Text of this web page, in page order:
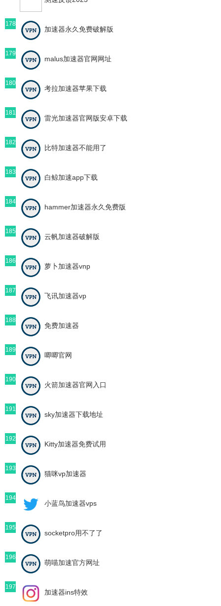
178
加速器永久免费破解版
179
malus加速器官网网址
180
考拉加速器苹果下载
181
雷光加速器官网版安卓下载
182
比特加速器不能用了
183
白鲸加速app下载
184
hammer加速器永久免费版
185
云帆加速器破解版
186
萝卜加速器vnp
187
飞讯加速器vp
188
免费加速器
189
唧唧官网
190
火箭加速器官网入口
191
sky加速器下载地址
192
Kitty加速器免费试用
193
猫咪vp加速器
194
小蓝鸟加速器vps
195
socketpro用不了了
196
萌喵加速官方网址
197
加速器ins特效